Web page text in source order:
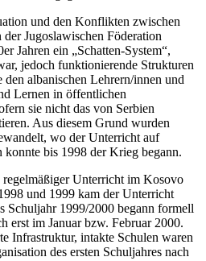
und den Konflikten zwischen
Jugoslawischen Föderation
Jahren ein „Schatten-System“,
jedoch funktionierende Strukturen
albanischen Lehrern/innen und
Lernen in öffentlichen
sie nicht das von Serbien
Aus diesem Grund wurden
wo der Unterricht auf
konnte bis 1998 der Krieg begann.
regelmäßiger Unterricht im Kosovo
und 1999 kam der Unterricht
Schuljahr 1999/2000 begann formell
erst im Januar bzw. Februar 2000.
Infrastruktur, intakte Schulen waren
des ersten Schuljahres nach